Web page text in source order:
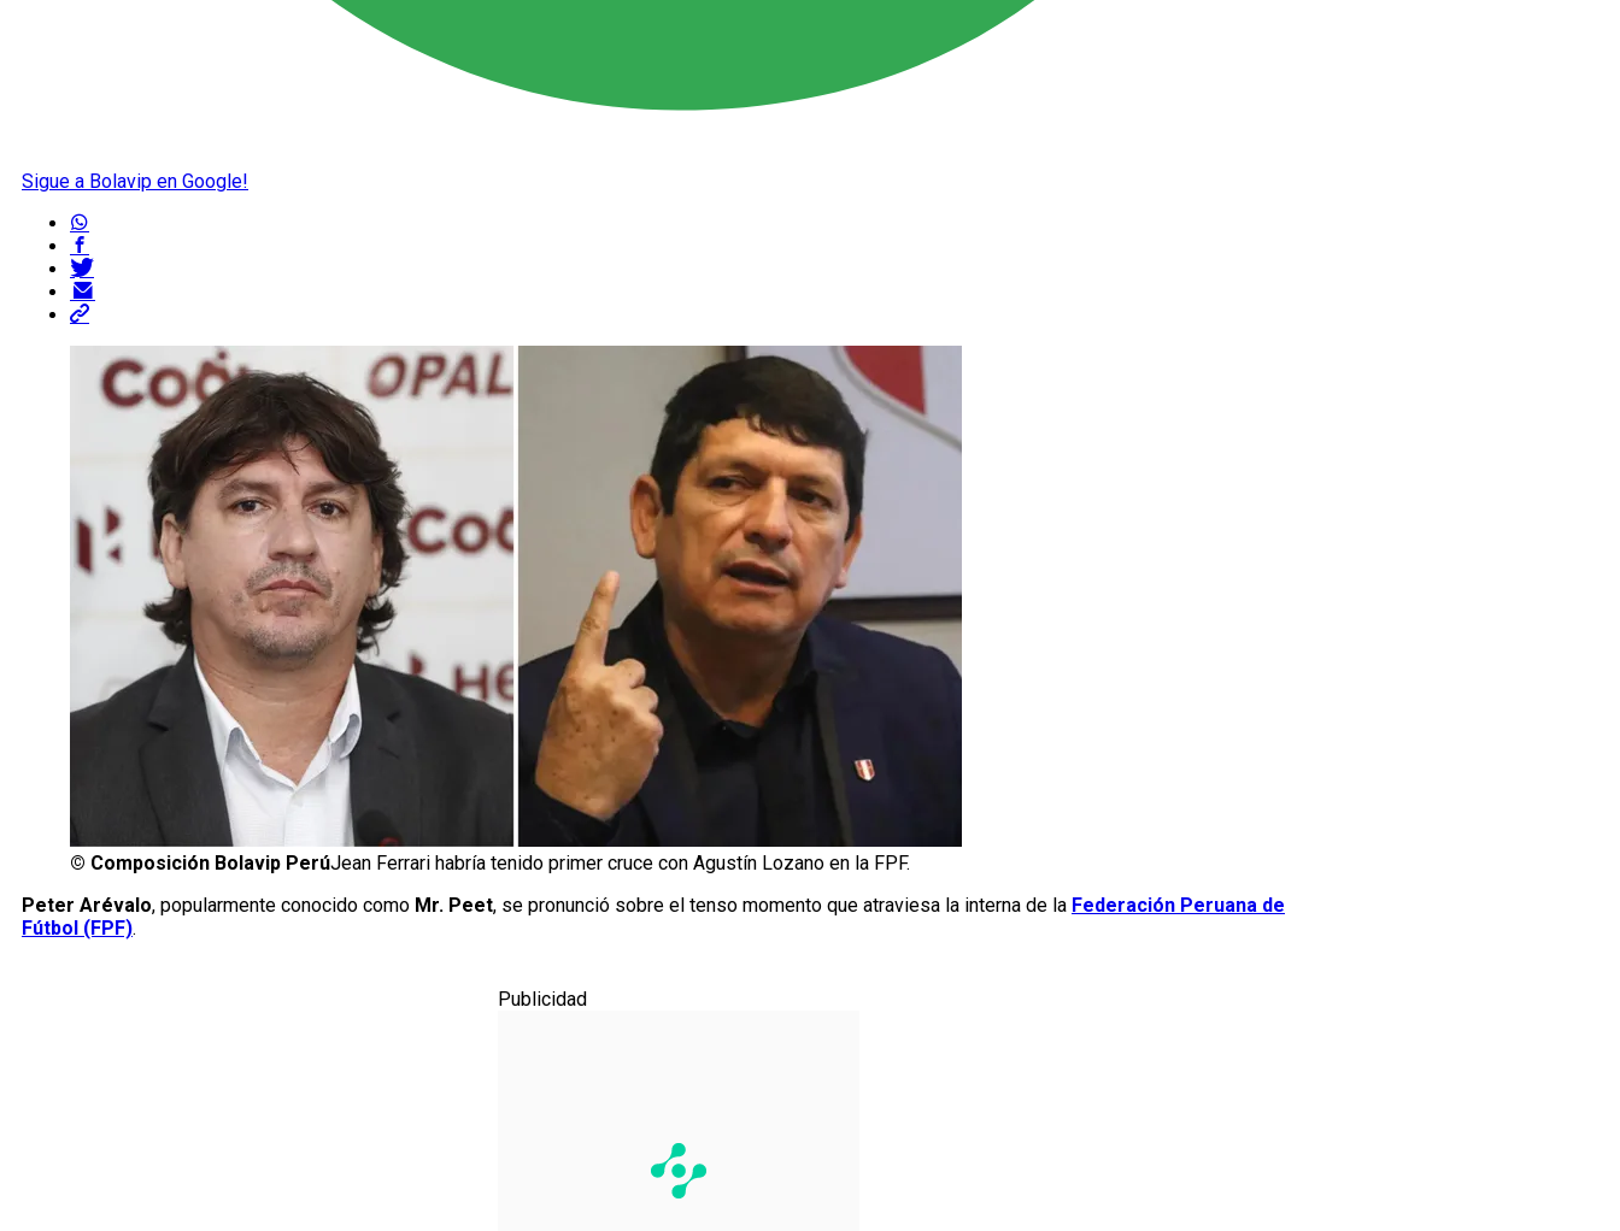
Sigue a Bolavip en Google!
© Composición Bolavip PerúJean Ferrari habría tenido primer cruce con Agustín Lozano en la FPF.
Peter Arévalo, popularmente conocido como Mr. Peet, se pronunció sobre el tenso momento que atraviesa la interna de la Federación Peruana de
Fútbol (FPF).
Publicidad